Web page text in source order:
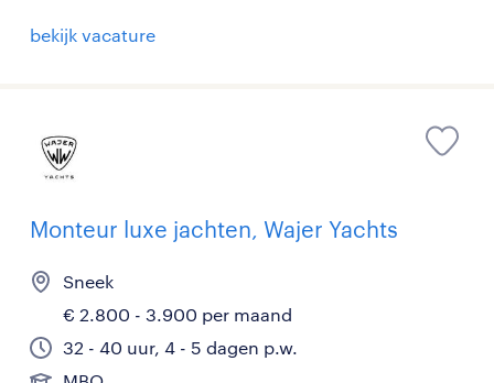
bekijk vacature
Monteur luxe jachten, Wajer Yachts
Sneek
€ 2.800 - 3.900 per maand
32 - 40 uur, 4 - 5 dagen p.w.